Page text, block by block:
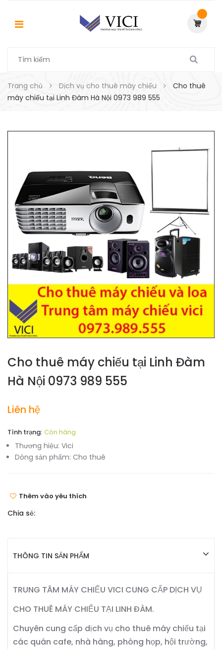
Trang chủ Dịch vụ cho thuê máy chiếu
Cho thuê
máy chiếu tại Linh Đàm Hà Nội 0973 989 555
Cho thuê máy chiếu tại Linh Đàm
Hà Nội 0973 989 555
Liên hệ
Tình trạng: Còn hàng
Thương hiệu: Vici
Dòng sản phẩm: Cho thuê
Thêm vào yêu thích
Chia sẻ:
THÔNG TIN SẢN PHẨM
TRUNG TÂM MÁY CHIẾU VICI CUNG CẤP DỊCH VỤ
CHO THUÊ MÁY CHIẾU TẠI LINH ĐÀM.
Chuyên cung cấp dịch vụ cho thuê máy chiếu tại
các quán cafe, nhà hàng, phòng họp, hội trường,